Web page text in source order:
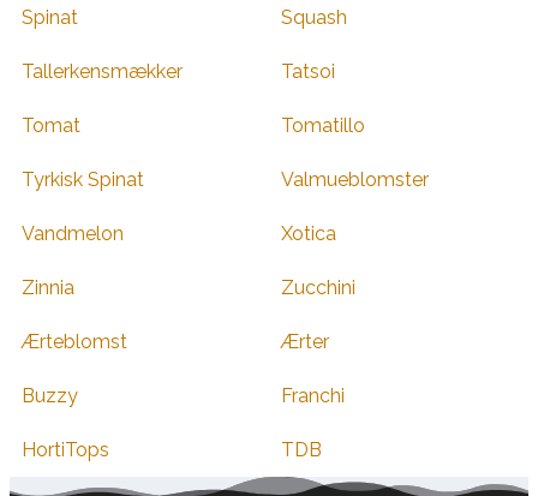
Spinat Squash
Tallerkensmækker Tatsoi
Tomat Tomatillo
Tyrkisk Spinat Valmueblomster
Vandmelon Xotica
Zinnia Zucchini
Ærteblomst Ærter
Buzzy Franchi
HortiTops TDB